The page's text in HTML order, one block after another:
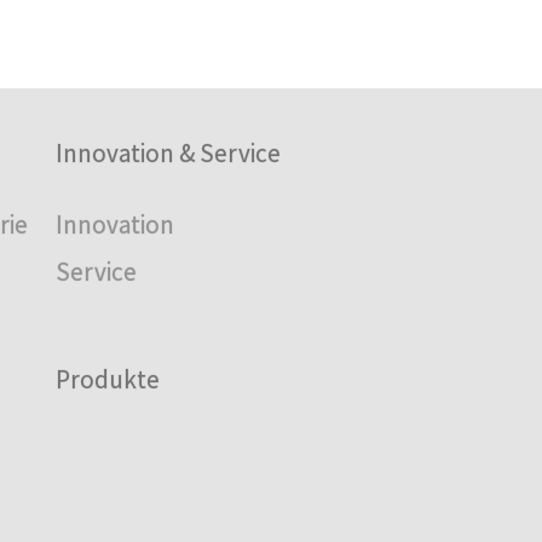
Innovation & Service
Innovation
Service
Produkte